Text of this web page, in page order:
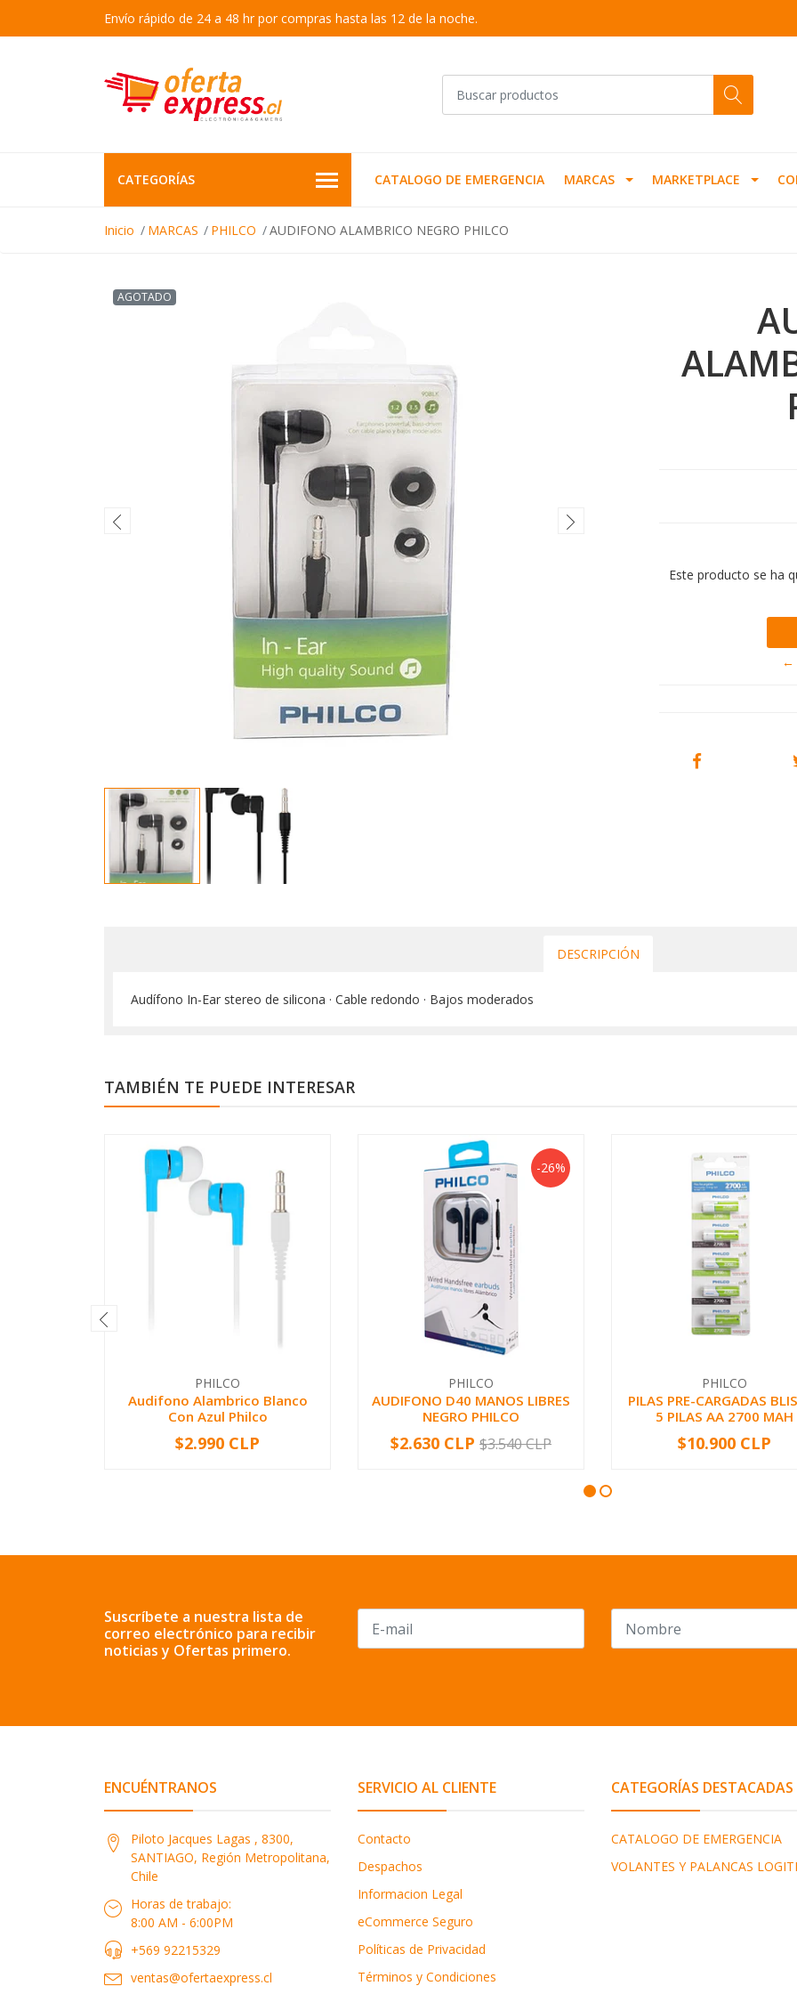
Envío rápido de 24 a 48 hr por compras hasta las 12 de la noche.
CATEGORÍAS CATALOGO DE EMERGENCIA MARCAS MARKETPLACE
Inicio MARCAS PHILCO AUDIFONO ALAMBRICO NEGRO PHILCO
AGOTADO
Este producto se ha
←
DESCRIPCIÓN
Audífono In-Ear stereo de silicona · Cable redondo · Bajos moderados
TAMBIÉN TE PUEDE INTERESAR
PHILCO
Audifono Alambrico Blanco
Con Azul Philco
+
$2.990 CLP
-26%
PHILCO
AUDIFONO D40 MANOS LIBRES
NEGRO PHILCO
+
$2.630 CLP $3.540 CLP
PHILCO
PILAS PRE-CARGADAS
5 PILAS AA 2700 MAH
+
$10.900 CLP
Suscríbete a nuestra lista de
correo electrónico para recibir
noticias y Ofertas primero.
ENCUÉNTRANOS
Piloto Jacques Lagas , 8300,
SANTIAGO, Región Metropolitana,
Chile
Horas de trabajo:
8:00 AM - 6:00PM
+569 92215329
ventas@ofertaexpress.cl
SERVICIO AL CLIENTE
Contacto
Despachos
Informacion Legal
eCommerce Seguro
Políticas de Privacidad
Términos y Condiciones
CATEGORÍAS DESTACADAS
CATALOGO DE EMERGENCIA
VOLANTES Y PALANCAS